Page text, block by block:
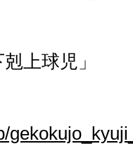
上球児」